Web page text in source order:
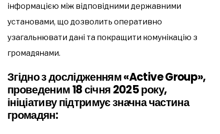
інформацією між відповідними державними
установами, що дозволить оперативно
узагальнювати дані та покращити комунікацію з
громадянами.
Згідно з дослідженням «Active Group»,
проведеним 18 січня 2025 року,
ініціативу підтримує значна частина
громадян: